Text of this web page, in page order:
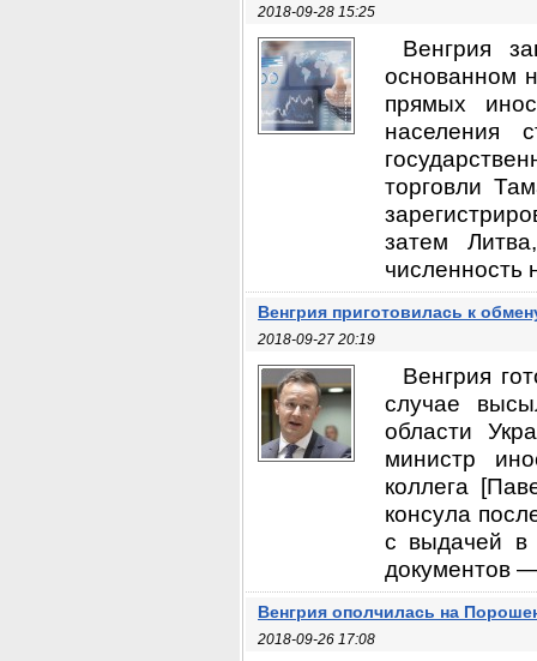
2018-09-28 15:25
Венгрия
основанном
прямых
населения
торговли
затем
численность
Венгрия приготовилась к
2018-09-27 20:19
Венгрия
случае
области
министр
коллега
консула
с выдачей в
документов
Венгрия ополчилась на
2018-09-26 17:08